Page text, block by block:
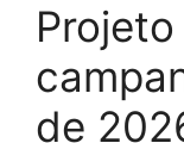
Projeto
de